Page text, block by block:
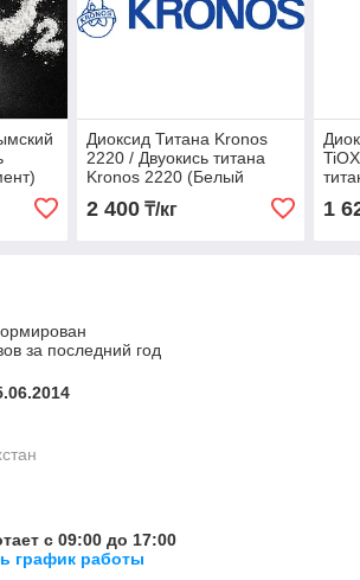
Диоксид Титана Kronos
2220 / Двуокись титана
Kronos 2220 (Белый
пигмент)
2 400₸/кг 1
за последний год
с 09:00 до 17:00
график работы